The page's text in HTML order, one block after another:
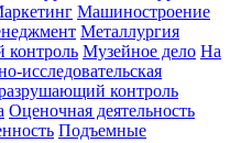
Машиностроение
Металлургия
контроль Музейное дело На
исследовательская
контроль
Оценочная деятельность
Подъемные